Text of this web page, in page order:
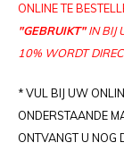
ONLINE TE
"GEBRUIKT"IN BIJ
10% WORDT
* VUL BIJ UW
ONDERSTAANDE
ONTVANGT U NOG